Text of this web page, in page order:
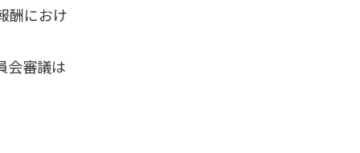
酬におけ
会審議は